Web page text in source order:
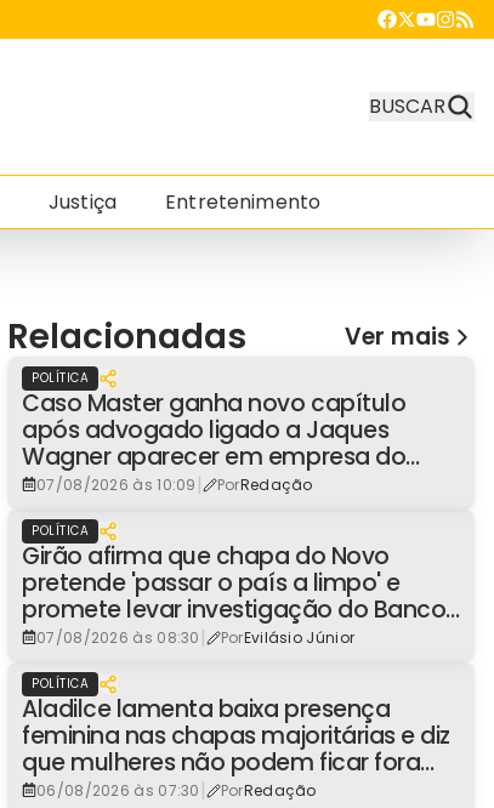
BUSCAR
Justiça Entretenimento
Relacionadas Ver mais
POLÍTICA
Caso Master ganha novo capítulo
após advogado ligado a Jaques
Wagner aparecer em empresa do
consignado
07/08/2026 às 10:09 | PorRedação
POLÍTICA
Girão afirma que chapa do Novo
pretende 'passar o país a limpo' e
promete levar investigação do Banco
Master à Presidência
07/08/2026 às 08:30 | PorEvilásio Júnior
POLÍTICA
Aladilce lamenta baixa presença
feminina nas chapas majoritárias e diz
que mulheres não podem ficar fora
dos espaços de poder
06/08/2026 às 07:30 | PorRedação